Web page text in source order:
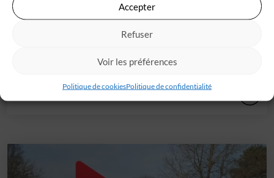
Accepter
Refuser
Voir les préférences
Politique de cookiesPolitique de confidentialité
IGC Constructions, constructeur de maisons individuelles
avec plus de 40 ans de savoir-faire, propose un[...]
199 000 €